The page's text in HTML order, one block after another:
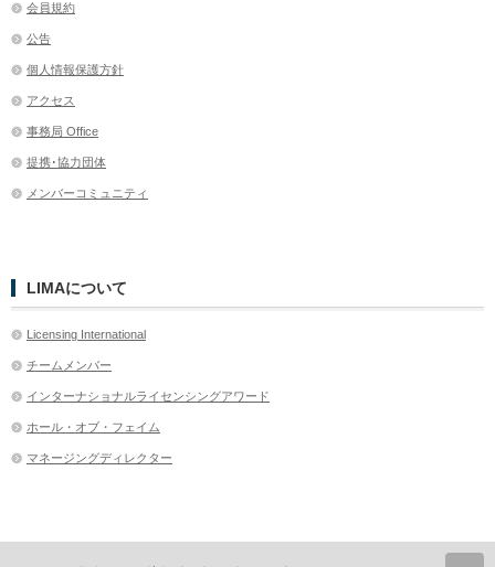
会員規約
公告
個人情報保護方針
アクセス
事務局 Office
提携･協力団体
メンバーコミュニティ
LIMAについて
Licensing International
チームメンバー
インターナショナルライセンシングアワード
ホール・オブ・フェイム
マネージングディレクター